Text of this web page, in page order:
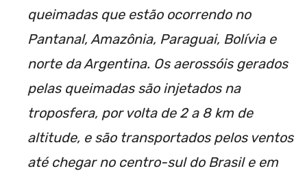
queimadas que estão ocorrendo no
Pantanal, Amazônia, Paraguai, Bolívia e
norte da Argentina. Os aerossóis gerados
pelas queimadas são injetados na
troposfera, por volta de 2 a 8 km de
altitude, e são transportados pelos ventos
até chegar no centro-sul do Brasil e em